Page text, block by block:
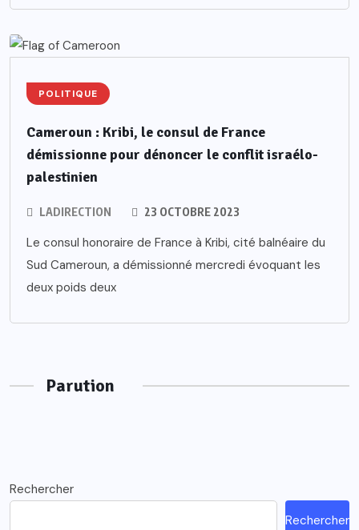
POLITIQUE
Cameroun : Kribi, le consul de France
démissionne pour dénoncer le conflit israélo-
palestinien
LADIRECTION 23 OCTOBRE 2023
Le consul honoraire de France à Kribi, cité balnéaire du
Sud Cameroun, a démissionné mercredi évoquant les
deux poids deux
Parution
Rechercher
Rechercher